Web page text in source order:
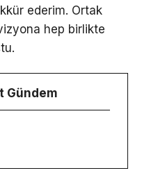
ederim. Ortak
hep birlikte
Gündem